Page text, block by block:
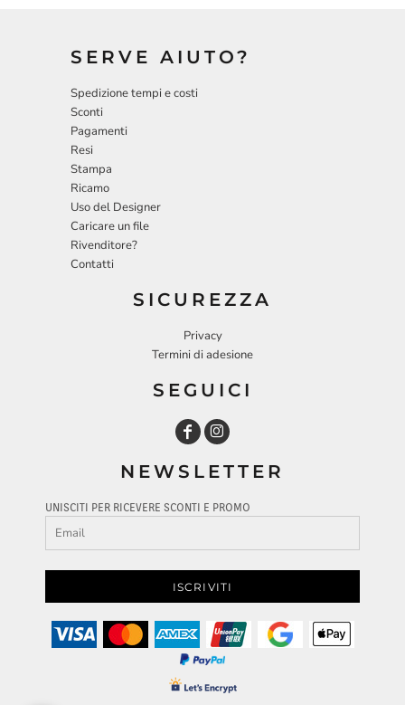
SERVE AIUTO?
Spedizione tempi e costi
Sconti
Pagamenti
Resi
Stampa
Ricamo
Uso del Designer
Caricare un file
Rivenditore?
Contatti
SICUREZZA
Privacy
Termini di adesione
SEGUICI
NEWSLETTER
UNISCITI PER RICEVERE SCONTI E PROMO
ISCRIVITI